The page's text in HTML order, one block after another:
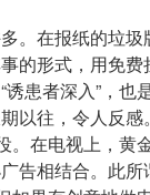
在报纸的垃圾
的形式，用免
患者深入”，也
以往，令人反感。
在电视上，黄
告相结合。此